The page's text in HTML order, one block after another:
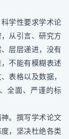
学性要求学术论
从引言、研究方
层层递进，没有
不能有模糊表述
表格以及数据，
全面、严谨的标
。撰写学术论文
，坚决杜绝各类